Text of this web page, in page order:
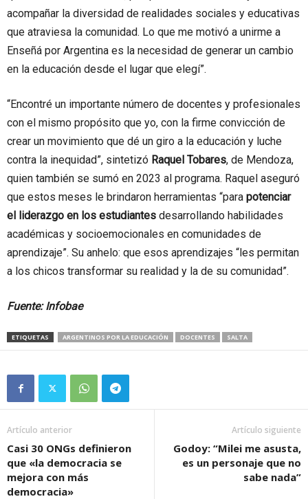
acompañar la diversidad de realidades sociales y educativas
que atraviesa la comunidad. Lo que me motivó a unirme a
Enseñá por Argentina es la necesidad de generar un cambio
en la educación desde el lugar que elegí”.
“Encontré un importante número de docentes y profesionales
con el mismo propósito que yo, con la firme convicción de
crear un movimiento que dé un giro a la educación y luche
contra la inequidad”, sintetizó Raquel Tobares, de Mendoza,
quien también se sumó en 2023 al programa. Raquel aseguró
que estos meses le brindaron herramientas “para potenciar
el liderazgo en los estudiantes desarrollando habilidades
académicas y socioemocionales en comunidades de
aprendizaje”. Su anhelo: que esos aprendizajes “les permitan
a los chicos transformar su realidad y la de su comunidad”.
Fuente: Infobae
ETIQUETAS ARGENTINOS POR LA EDUCACIÓN DOCENTES SALTA
Artículo anterior
Casi 30 ONGs definieron
que «la democracia se
mejora con más
democracia»
Artículo siguiente
Godoy: “Milei me asusta,
es un personaje que no
sabe nada”